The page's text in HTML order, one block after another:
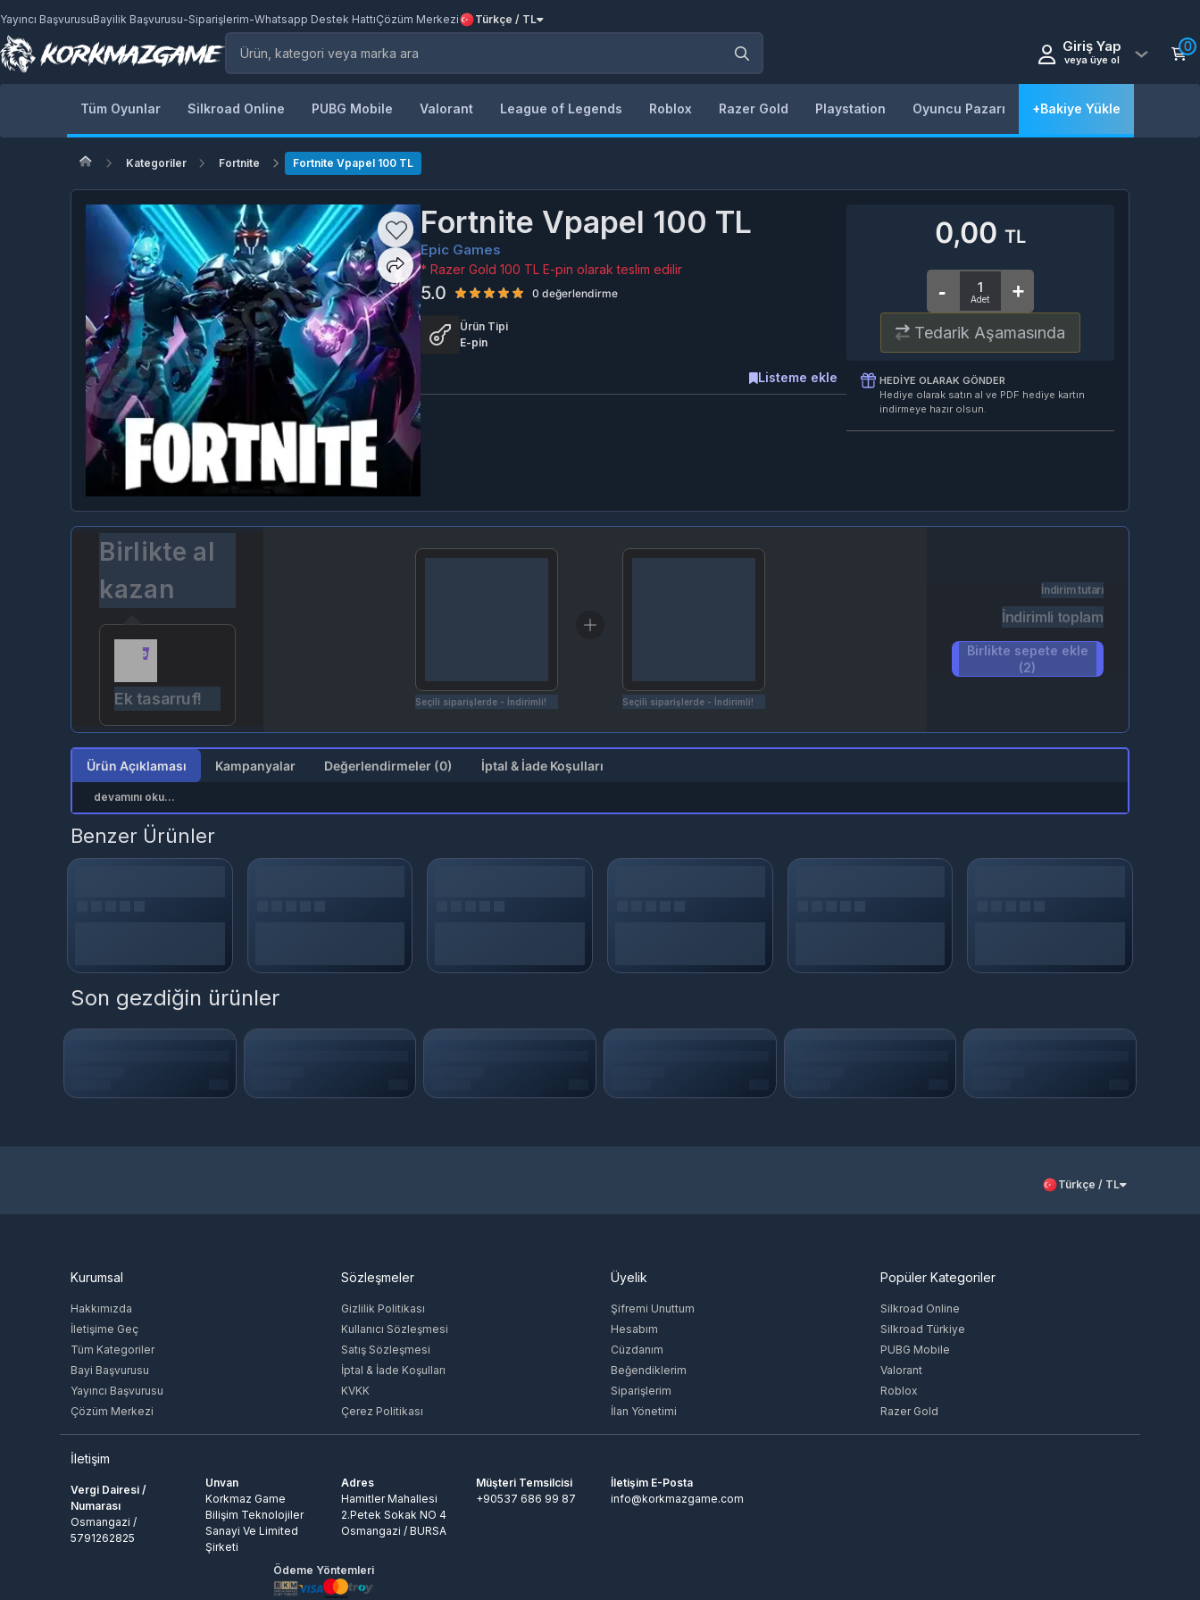
Yayıncı BaşvurusuBayilik Başvurusu-Siparişlerim-Whatsapp Destek HattıÇözüm Merkezi Türkçe / TL
Giriş Yap
veya üye ol
0
Tüm Oyunlar Silkroad Online PUBG Mobile Valorant League of Legends Roblox Razer Gold Playstation Oyuncu Pazarı +Bakiye Yükle
Kategoriler Fortnite Fortnite Vpapel 100 TL
Fortnite Vpapel 100 TL
Epic Games
* Razer Gold 100 TL E-pin olarak teslim edilir
5.0 0 değerlendirme
Ürün Tipi
E-pin
Listeme ekle
0,00 TL
Tedarik Aşamasında
HEDIYE OLARAK GÖNDER
Hediye olarak satın al ve PDF hediye kartın
indirmeye hazır olsun.
Birlikte al
kazan
Ek tasarruf! Seçili siparişlerde - İndirimli! Seçili siparişlerde - İndirimli!
İndirim tutarı
İndirimli toplam
Birlikte sepete ekle
(2)
Ürün Açıklaması Kampanyalar Değerlendirmeler (0) İptal & İade Koşulları
devamını oku...
Benzer Ürünler
Son gezdiğin ürünler
Türkçe / TL
Kurumsal
Hakkımızda
İletişime Geç
Tüm Kategoriler
Bayi Başvurusu
Yayıncı Başvurusu
Çözüm Merkezi
Sözleşmeler
Gizlilik Politikası
Kullanıcı Sözleşmesi
Satış Sözleşmesi
İptal & İade Koşulları
KVKK
Çerez Politikası
Üyelik
Şifremi Unuttum
Hesabım
Cüzdanım
Beğendiklerim
Siparişlerim
İlan Yönetimi
Popüler Kategoriler
Silkroad Online
Silkroad Türkiye
PUBG Mobile
Valorant
Roblox
Razer Gold
İletişim
Vergi Dairesi /
Numarası
Osmangazi /
5791262825
Unvan
Korkmaz Game
Bilişim Teknolojiler
Sanayi Ve Limited
Şirketi
Adres
Hamitler Mahallesi
2.Petek Sokak NO 4
Osmangazi / BURSA
Müşteri Temsilcisi
+90537 686 99 87
İletişim E-Posta
info@korkmazgame.com
Ödeme Yöntemleri